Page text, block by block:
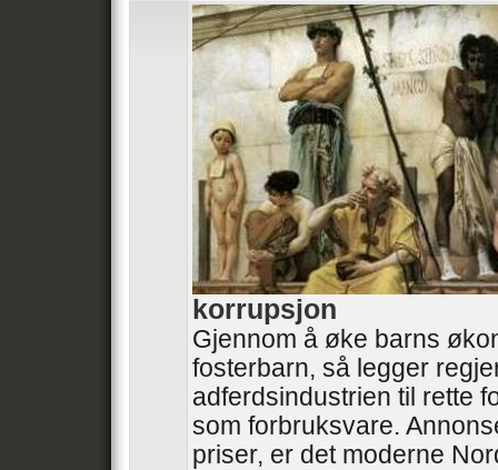
korrupsjon
Gjennom å øke barns
fosterbarn, så legger
adferdsindustrien til rette
som forbruksvare.
priser, er det moderne